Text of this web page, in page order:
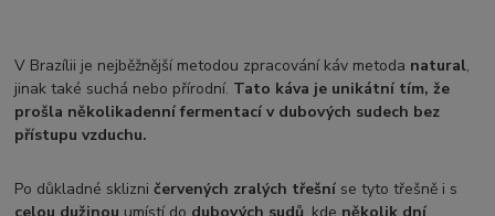
V Brazílii je nejběžnější metodou zpracování káv metoda natural,
jinak také suchá nebo přírodní. Tato káva je unikátní tím, že
prošla několikadenní fermentací v dubových sudech bez
přístupu vzduchu.
Po důkladné sklizničervených zralých třešní se tyto třešně i s